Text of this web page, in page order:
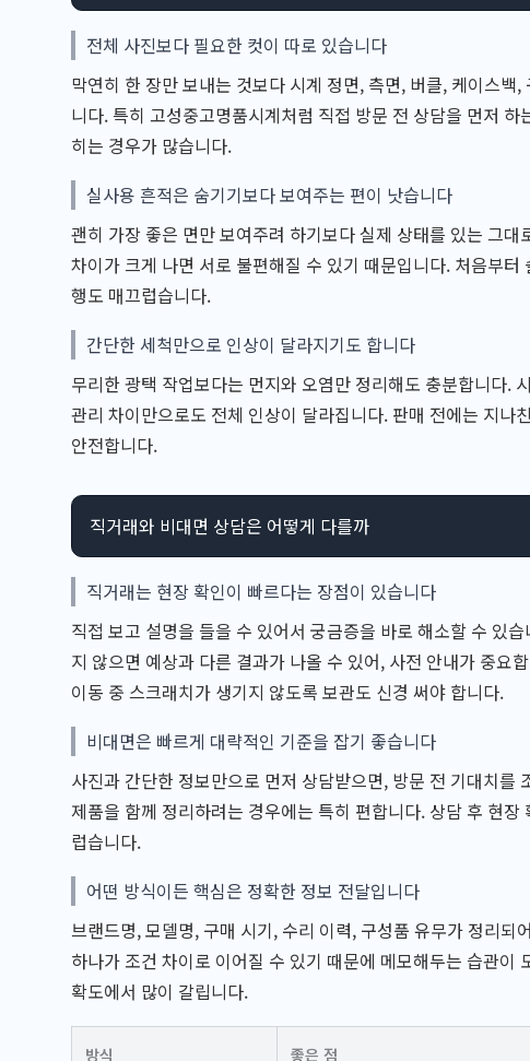
전체 사진보다 필요한 컷이 따로 있습니다
막연히 한 장만 보내는 것보다 시계 정면, 측면, 버클, 케이스백
니다. 특히 고성중고명품시계처럼 직접 방문 전 상담을 먼저
히는 경우가 많습니다.
실사용 흔적은 숨기기보다 보여주는 편이 낫습니다
괜히 가장 좋은 면만 보여주려 하기보다 실제 상태를 있는 그
차이가 크게 나면 서로 불편해질 수 있기 때문입니다. 처음부
행도 매끄럽습니다.
간단한 세척만으로 인상이 달라지기도 합니다
무리한 광택 작업보다는 먼지와 오염만 정리해도 충분합니다.
관리 차이만으로도 전체 인상이 달라집니다. 판매 전에는 지나
안전합니다.
직거래와 비대면 상담은 어떻게 다를까
직거래는 현장 확인이 빠르다는 장점이 있습니다
직접 보고 설명을 들을 수 있어서 궁금증을 바로 해소할 수 있
지 않으면 예상과 다른 결과가 나올 수 있어, 사전 안내가 중요
이동 중 스크래치가 생기지 않도록 보관도 신경 써야 합니다.
비대면은 빠르게 대략적인 기준을 잡기 좋습니다
사진과 간단한 정보만으로 먼저 상담받으면, 방문 전 기대치를
제품을 함께 정리하려는 경우에는 특히 편합니다. 상담 후 현
럽습니다.
어떤 방식이든 핵심은 정확한 정보 전달입니다
브랜드명, 모델명, 구매 시기, 수리 이력, 구성품 유무가 정리되
하나가 조건 차이로 이어질 수 있기 때문에 메모해두는 습관이
확도에서 많이 갈립니다.
방식 좋은 점